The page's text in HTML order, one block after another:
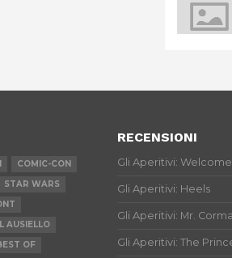
COMIC-CON
STAR WARS
AUSIELLO
OF
RECENSIONI
Gli Aperitivi: Welcome
Gli Aperitivi: Heels
Gli Aperitivi: Mr.
Gli Aperitivi: The